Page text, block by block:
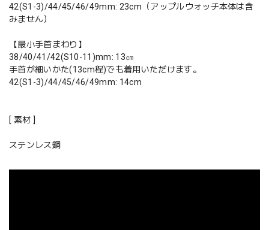
42(S1-3)/44/45/46/49mm: 23cm（アップルウォッチ本体は含
みません）
【最小手首まわり】
38/40/41/42(S10-11)mm: 13㎝
手首が細いかた(13cm程)でも着用いただけます。
42(S1-3)/44/45/46/49mm: 14cm
[ 素材 ]
ステンレス鋼